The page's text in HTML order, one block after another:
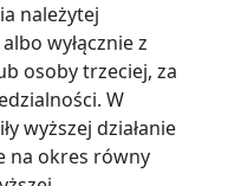
należytej
wyłącznie z
osoby trzeciej, za
W
wyższej działanie
na okres równy